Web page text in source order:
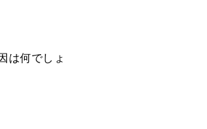
は何でしょ